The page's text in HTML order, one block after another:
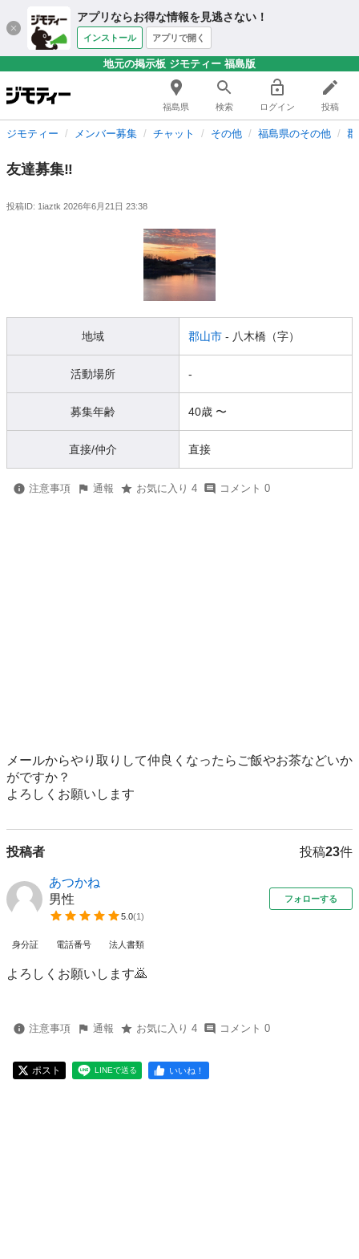
アプリならお得な情報を見逃さない！
インストール アプリで開く
地元の掲示板 ジモティー 福島版
福島県 検索 ログイン 投稿
ジモティー メンバー募集 チャット その他 福島県のその他
友達募集‼️
投稿ID: 1iaztk 2026年6月21日 23:38
地域 郡山市 - 八木橋（字）
活動場所 -
募集年齢 40歳 〜
直接/仲介 直接
注意事項 通報 お気に入り 4 コメント 0
メールからやり取りして仲良くなったらご飯やお茶などいか
がですか？
よろしくお願いします
投稿者 投稿23件
あつかね
男性
5.0(1)
フォローする
身分証 電話番号 法人書類
よろしくお願いします🙇
注意事項 通報 お気に入り 4 コメント 0
ポスト LINEで送る いいね！